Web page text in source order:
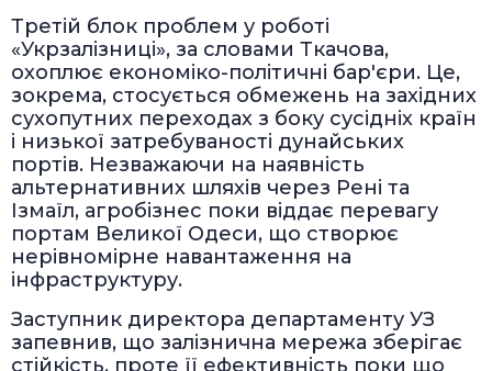
Третій блок проблем у роботі
«Укрзалізниці», за словами Ткачова,
охоплює економіко-політичні бар'єри. Це,
зокрема, стосується обмежень на західних
сухопутних переходах з боку сусідніх країн
і низької затребуваності дунайських
портів. Незважаючи на наявність
альтернативних шляхів через Рені та
Ізмаїл, агробізнес поки віддає перевагу
портам Великої Одеси, що створює
нерівномірне навантаження на
інфраструктуру.
Заступник директора департаменту УЗ
запевнив, що залізнична мережа зберігає
стійкість, проте її ефективність поки що